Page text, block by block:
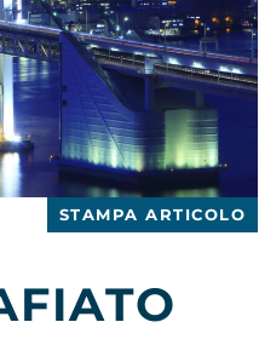
STAMPA ARTICOLO